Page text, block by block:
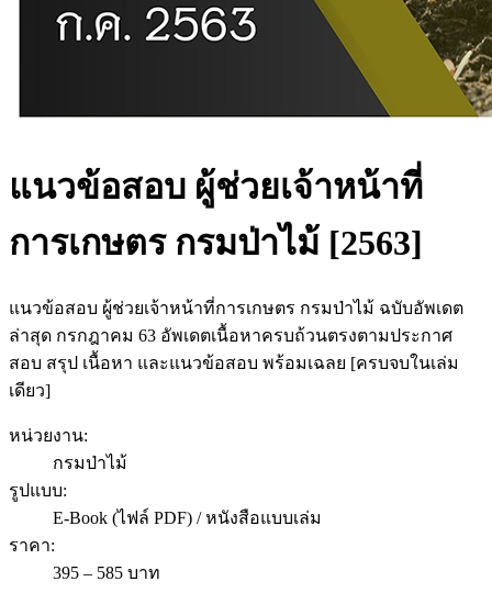
แนวข้อสอบ ผู้ช่วยเจ้าหน้าที่
การเกษตร กรมป่าไม้ [2563]
แนวข้อสอบ ผู้ช่วยเจ้าหน้าที่การเกษตร กรมป่าไม้ ฉบับอัพเดต
ล่าสุด กรกฎาคม 63 อัพเดตเนื้อหาครบถ้วนตรงตามประกาศ
สอบ สรุป เนื้อหา และแนวข้อสอบ พร้อมเฉลย [ครบจบในเล่ม
เดียว]
หน่วยงาน:
กรมป่าไม้
รูปแบบ:
E-Book (ไฟล์ PDF) / หนังสือแบบเล่ม
ราคา:
395 – 585 บาท